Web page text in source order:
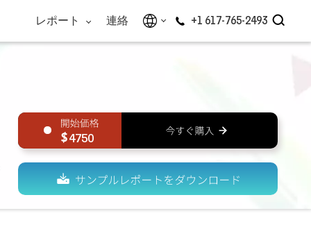
レポート 連絡 +1 617-765-2493
4750